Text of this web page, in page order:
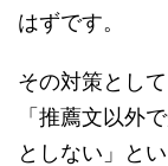
はずです。
その対策とし
「推薦文以外
としない」と